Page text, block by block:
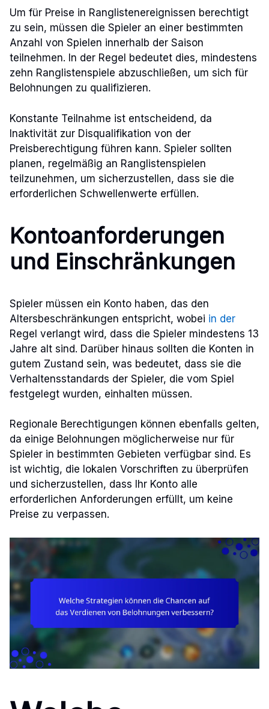
Um für Preise in Ranglistenereignissen berechtigt
zu sein, müssen die Spieler an einer bestimmten
Anzahl von Spielen innerhalb der Saison
teilnehmen. In der Regel bedeutet dies, mindestens
zehn Ranglistenspiele abzuschließen, um sich für
Belohnungen zu qualifizieren.
Konstante Teilnahme ist entscheidend, da
Inaktivität zur Disqualifikation von der
Preisberechtigung führen kann. Spieler sollten
planen, regelmäßig an Ranglistenspielen
teilzunehmen, um sicherzustellen, dass sie die
erforderlichen Schwellenwerte erfüllen.
Kontoanforderungen
und Einschränkungen
Spieler müssen ein Konto haben, das den
Altersbeschränkungen entspricht, wobei in der
Regel verlangt wird, dass die Spieler mindestens 13
Jahre alt sind. Darüber hinaus sollten die Konten in
gutem Zustand sein, was bedeutet, dass sie die
Verhaltensstandards der Spieler, die vom Spiel
festgelegt wurden, einhalten müssen.
Regionale Berechtigungen können ebenfalls gelten,
da einige Belohnungen möglicherweise nur für
Spieler in bestimmten Gebieten verfügbar sind. Es
ist wichtig, die lokalen Vorschriften zu überprüfen
und sicherzustellen, dass Ihr Konto alle
erforderlichen Anforderungen erfüllt, um keine
Preise zu verpassen.